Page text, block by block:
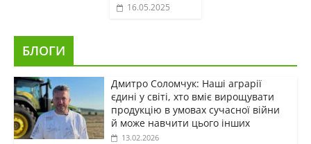
16.05.2025
БЛОГИ
Дмитро Соломчук: Наші аграрії
єдині у світі, хто вміє вирощувати
продукцію в умовах сучасної війни
й може навчити цього інших
13.02.2026